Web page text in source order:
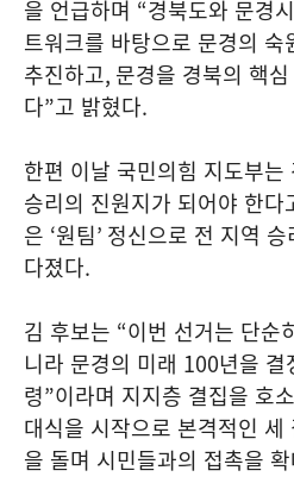
을 언급하며 “경북도와 문경
트워크를 바탕으로 문경의
추진하고, 문경을 경북의 핵
다”고 밝혔다.
한편 이날 국민의힘 지도부는
승리의 진원지가 되어야 한다
은 ‘원팀’ 정신으로 전 지역
다졌다.
김 후보는 “이번 선거는 단순
니라 문경의 미래 100년을 결
령”이라며 지지층 결집을 호
대식을 시작으로 본격적인
을 돌며 시민들과의 접촉을